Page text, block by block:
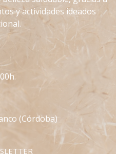
y actividades ideados
(Córdoba)